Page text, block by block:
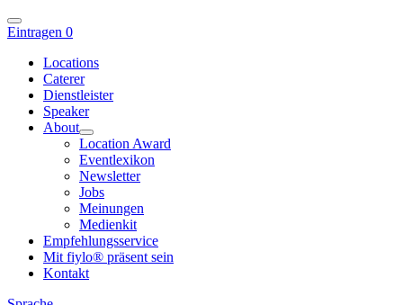
Eintragen 0
Locations
Caterer
Dienstleister
Speaker
About
Location Award
Eventlexikon
Newsletter
Jobs
Meinungen
Medienkit
Empfehlungsservice
Mit fiylo® präsent sein
Kontakt